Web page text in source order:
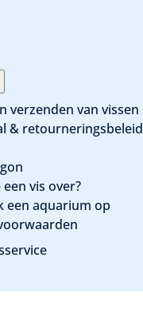
verzenden van vissen
& retourneringsbeleid
vis over?
een aquarium op